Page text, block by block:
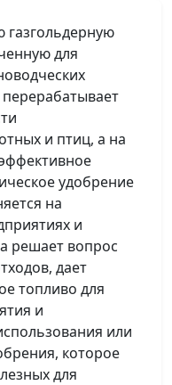
газгольдерную
для
и птиц, а на
удобрение
на
и
решает вопрос
дает
топливо для
и
или
которое
для